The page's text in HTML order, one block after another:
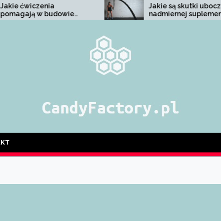
Jakie są skutki uboczne
nadmiernej suplementacji
na masę?
i